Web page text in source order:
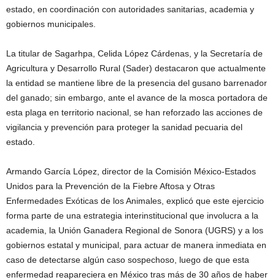
estado, en coordinación con autoridades sanitarias, academia y
gobiernos municipales.
La titular de Sagarhpa, Celida López Cárdenas, y la Secretaría de
Agricultura y Desarrollo Rural (Sader) destacaron que actualmente
la entidad se mantiene libre de la presencia del gusano barrenador
del ganado; sin embargo, ante el avance de la mosca portadora de
esta plaga en territorio nacional, se han reforzado las acciones de
vigilancia y prevención para proteger la sanidad pecuaria del
estado.
Armando García López, director de la Comisión México-Estados
Unidos para la Prevención de la Fiebre Aftosa y Otras
Enfermedades Exóticas de los Animales, explicó que este ejercicio
forma parte de una estrategia interinstitucional que involucra a la
academia, la Unión Ganadera Regional de Sonora (UGRS) y a los
gobiernos estatal y municipal, para actuar de manera inmediata en
caso de detectarse algún caso sospechoso, luego de que esta
enfermedad reapareciera en México tras más de 30 años de haber